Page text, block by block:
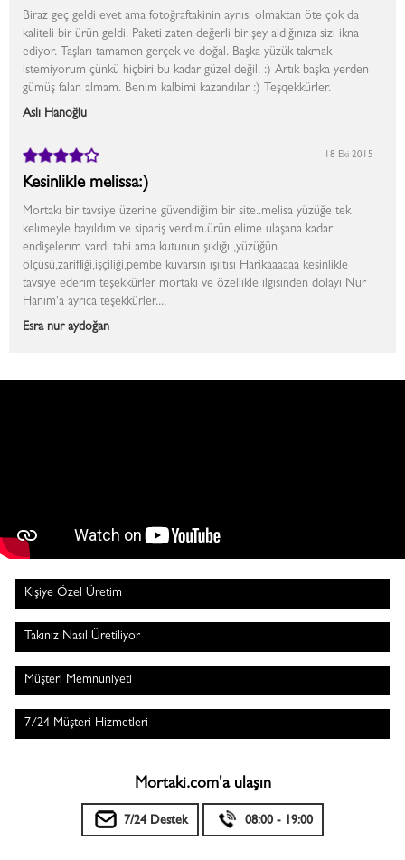
Biraz geç geldi evet ama fotoğraftakinin aynısı olmaktan öte çok da
kaliteli bir ürün geldi. Paketi zaten değerli bir şey aldığınıza sizi ikna
ediyor. Taşları tamamen gerçek ve doğal. Başka yüzük takmak
istemiyorum çünkü hiçbiri bu kadar güzel değil. :) Artık başka yerden
gümüş falan almam. Benim kalbimi kazandılar :) Teşqekkürler.
Aslı Hanoğlu
Kesinlikle melissa:)
Mortakı bir tavsiye üzerine güvendiğim bir site..melisa yüzüğe tek
kelımeyle bayıldım ve sipariş verdım.ürün elime ulaşana kadar
endişelerım vardı tabi ama kutunun şıklığı ,yüzüğün
ölçüsü,zarifliği,işçiliği,pembe kuvarsın ışıltısı Harikaaaaaa kesinlikle
tavsıye ederim teşekkürler mortakı ve özellikle ilgisinden dolayı Nur
Hanım'a ayrıca teşekkürler....
Esra nur aydoğan
18 Eki 2015
Kişiye Özel Üretim
Takınız Nasıl Üretiliyor
Müşteri Memnuniyeti
7/24 Müşteri Hizmetleri
Mortaki.com'a ulaşın
7/24 Destek 08:00 - 19:00